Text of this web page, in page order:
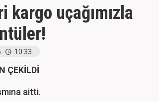
uçağımızla
10:33
ÇEKİLDİ
aitti.